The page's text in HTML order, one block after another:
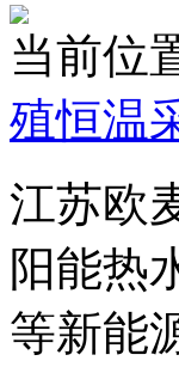
当前位
殖恒温
江苏欧
阳能热
等新能